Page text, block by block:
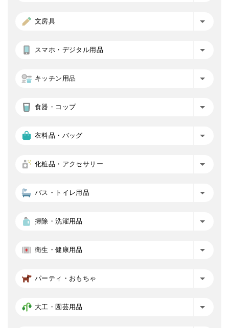
文房具
スマホ・デジタル用品
キッチン用品
食器・コップ
衣料品・バッグ
化粧品・アクセサリー
バス・トイレ用品
掃除・洗濯用品
衛生・健康用品
パーティ・おもちゃ
大工・園芸用品